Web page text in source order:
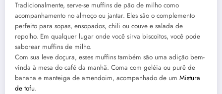
Tradicionalmente, serve-se muffins de pão de milho como
acompanhamento no almoço ou jantar. Eles são o complemento
perfeito para sopas, ensopados, chili ou couve e salada de
repolho. Em qualquer lugar onde você sirva biscoitos, você pode
saborear muffins de milho.
Com sua leve doçura, esses muffins também são uma adição bem-
vinda à mesa do café da manhã. Coma com geléia ou purê de
banana e manteiga de amendoim, acompanhado de um Mistura
de tofu.